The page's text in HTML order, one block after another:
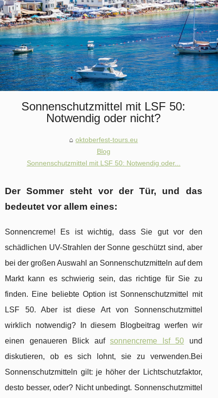
Sonnenschutzmittel mit LSF 50:
Notwendig oder nicht?
oktoberfest-tours.eu
Blog
Sonnenschutzmittel mit LSF 50: Notwendig oder...
Der Sommer steht vor der Tür, und das
bedeutet vor allem eines:
Sonnencreme! Es ist wichtig, dass Sie gut vor den
schädlichen UV-Strahlen der Sonne geschützt sind, aber
bei der großen Auswahl an Sonnenschutzmitteln auf dem
Markt kann es schwierig sein, das richtige für Sie zu
finden. Eine beliebte Option ist Sonnenschutzmittel mit
LSF 50. Aber ist diese Art von Sonnenschutzmittel
wirklich notwendig? In diesem Blogbeitrag werfen wir
einen genaueren Blick aufsonnencreme lsf 50 und
diskutieren, ob es sich lohnt, sie zu verwenden.Bei
Sonnenschutzmitteln gilt: je höher der Lichtschutzfaktor,
desto besser, oder? Nicht unbedingt. Sonnenschutzmittel